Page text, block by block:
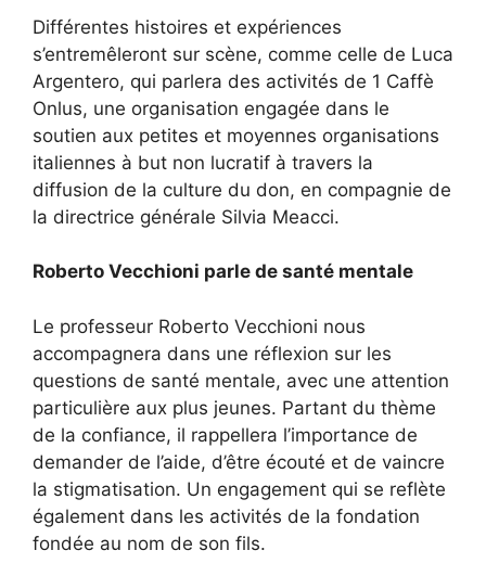
Différentes histoires et expériences
s’entremêleront sur scène, comme celle de Luca
Argentero, qui parlera des activités de 1 Caffè
Onlus, une organisation engagée dans le
soutien aux petites et moyennes organisations
italiennes à but non lucratif à travers la
diffusion de la culture du don, en compagnie de
la directrice générale Silvia Meacci.
Roberto Vecchioni parle de santé mentale
Le professeur Roberto Vecchioni nous
accompagnera dans une réflexion sur les
questions de santé mentale, avec une attention
particulière aux plus jeunes. Partant du thème
de la confiance, il rappellera l’importance de
demander de l’aide, d’être écouté et de vaincre
la stigmatisation. Un engagement qui se reflète
également dans les activités de la fondation
fondée au nom de son fils.